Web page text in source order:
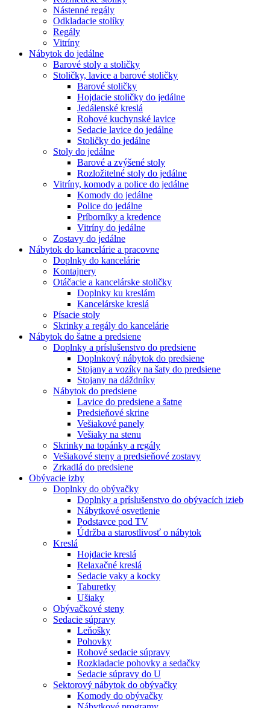
Nástenné regály
Odkladacie stolíky
Regály
Vitríny
Nábytok do jedálne
Barové stoly a stoličky
Stoličky, lavice a barové stoličky
Barové stoličky
Hojdacie stoličky do jedálne
Jedálenské kreslá
Rohové kuchynské lavice
Sedacie lavice do jedálne
Stoličky do jedálne
Stoly do jedálne
Barové a zvýšené stoly
Rozložitelné stoly do jedálne
Vitríny, komody a police do jedálne
Komody do jedálne
Police do jedálne
Príborníky a kredence
Vitríny do jedálne
Zostavy do jedálne
Nábytok do kancelárie a pracovne
Doplnky do kancelárie
Kontajnery
Otáčacie a kancelárske stoličky
Doplnky ku kreslám
Kancelárske kreslá
Písacie stoly
Skrinky a regály do kancelárie
Nábytok do šatne a predsiene
Doplnky a príslušenstvo do predsiene
Doplnkový nábytok do predsiene
Stojany a vozíky na šaty do predsiene
Stojany na dáždníky
Nábytok do predsiene
Lavice do predsiene a šatne
Predsieňové skrine
Vešiakové panely
Vešiaky na stenu
Skrinky na topánky a regály
Vešiakové steny a predsieňové zostavy
Zrkadlá do predsiene
Obývacie izby
Doplnky do obývačky
Doplnky a príslušenstvo do obývacích izieb
Nábytkové osvetlenie
Podstavce pod TV
Údržba a starostlivosť o nábytok
Kreslá
Hojdacie kreslá
Relaxačné kreslá
Sedacie vaky a kocky
Taburetky
Ušiaky
Obývačkové steny
Sedacie súpravy
Leňošky
Pohovky
Rohové sedacie súpravy
Rozkladacie pohovky a sedačky
Sedacie súpravy do U
Sektorový nábytok do obývačky
Komody do obývačky